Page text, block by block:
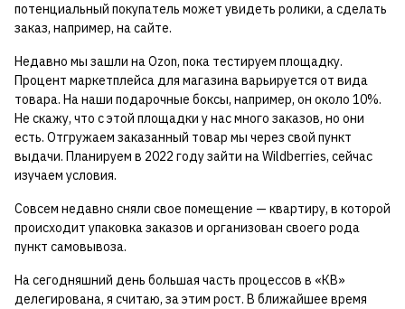
потенциальный покупатель может увидеть ролики, а сделать
заказ, например, на сайте.
Недавно мы зашли на Ozon, пока тестируем площадку.
Процент маркетплейса для магазина варьируется от вида
товара. На наши подарочные боксы, например, он около 10%.
Не скажу, что с этой площадки у нас много заказов, но они
есть. Отгружаем заказанный товар мы через свой пункт
выдачи. Планируем в 2022 году зайти на Wildberries, сейчас
изучаем условия.
Совсем недавно сняли свое помещение — квартиру, в которой
происходит упаковка заказов и организован своего рода
пункт самовывоза.
На сегодняшний день большая часть процессов в «КВ»
делегирована, я считаю, за этим рост. В ближайшее время